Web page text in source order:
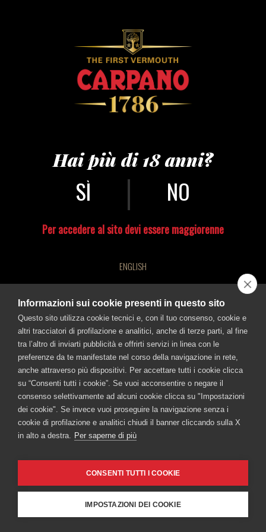
carpano_230 354-
®andreaguermani
CONTATTACI
©FRATELLI BRANCA DISTILLERIE S.p.A.
Sede legale: Via Broletto 35, 20121 Milano - Uffici e stabilimento: Via Resegone
2, 20159 Milano - info@branca.it
Iscritta al Registro Imprese di Milano al n. 00720670157 - Codice Fiscale e P.IVA
n.: 00720670157
Capitale Sociale Euro 1.500.000,00 i.v.
TUTTI I SITI BRANCA
Branca Fernet-Branca Brancamenta
Caffè Borghetti
Museo Branca
Ciminiera Branca
BEVI RESPONSABILMENTE
Hai più di 18 anni?
| NO
Per accedere al sito devi essere maggiorenne
ENGLISH
BEVI RESPONSABILMENTE!
FRATELLI BRANCA DISTILLERIE SRL
Via Broletto 35, 20121 Milan, Italy Milan Registry of Companies no.
00720670157 – Taxpayer and VAT no.: IT00720670157 - Capital
Stock 1,500,000.00 Euros, fully paid-in.
Informazioni sui cookie presenti in questo sito
Questo sito utilizza cookie tecnici e, con il tuo consenso, cookie e
altri tracciatori di profilazione e analitici, anche di terze parti, al fine
tra l’altro di inviarti pubblicità e offrirti servizi in linea con le
preferenze da te manifestate nel corso della navigazione in rete,
anche attraverso più dispositivi. Per accettare tutti i cookie clicca
su “Consenti tutti i cookie”. Se vuoi acconsentire o negare il
consenso selettivamente ad alcuni cookie clicca su "Impostazioni
dei cookie". Se invece vuoi proseguire la navigazione senza i
cookie di profilazione e analitici chiudi il banner cliccando sulla X
in alto a destra. Per saperne di più
CONSENTI TUTTI I COOKIE
IMPOSTAZIONI DEI COOKIE